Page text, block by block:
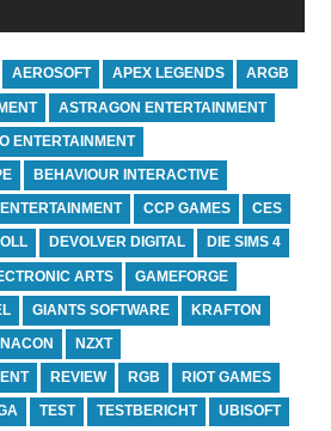
AEROSOFT APEX LEGENDS ARGB
ASTRAGON ENTERTAINMENT
ENTERTAINMENT
BEHAVIOUR INTERACTIVE
CCP GAMES CES
DEVOLVER DIGITAL DIE SIMS 4
ARTS GAMEFORGE
GIANTS SOFTWARE KRAFTON
NACON NZXT
REVIEW RGB RIOT GAMES
TEST TESTBERICHT UBISOFT